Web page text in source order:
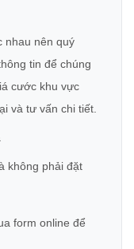
nhau nên quý
tin để chúng
cước khu vực
và tư vấn chi tiết.
không phải đặt
form online để